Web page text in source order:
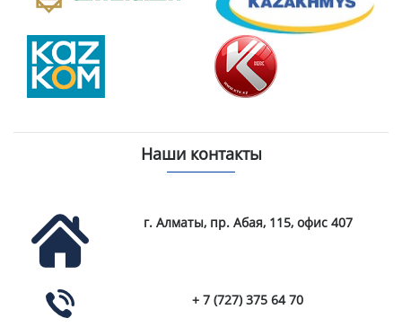
Наши контакты
г. Алматы, пр. Абая, 115, офис 407
+ 7 (727) 375 64 70